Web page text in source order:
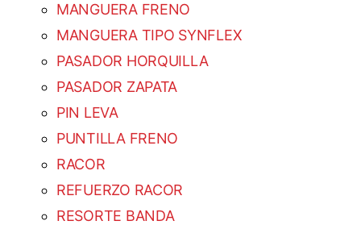
MANGUERA FRENO
MANGUERA TIPO SYNFLEX
PASADOR HORQUILLA
PASADOR ZAPATA
PIN LEVA
PUNTILLA FRENO
RACOR
REFUERZO RACOR
RESORTE BANDA